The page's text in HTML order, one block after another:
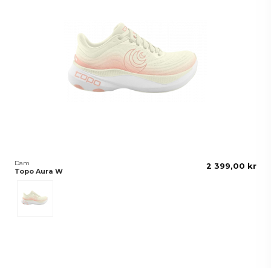
Dam
Topo Aura W
2 399,00 kr